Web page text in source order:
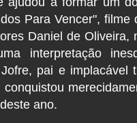
Para Vencer",
Daniel de
interpretação
pai e implacável
ano.